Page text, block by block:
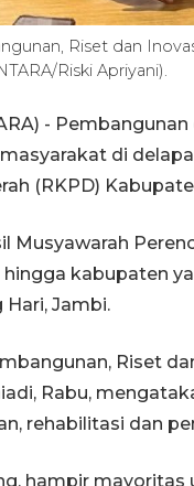
Riset dan
Riski Apriyani).
-
di
(RKPD)
Musyawarah
kabupaten
Jambi.
Riset
Rabu,
rehabilitasi dan
hampir